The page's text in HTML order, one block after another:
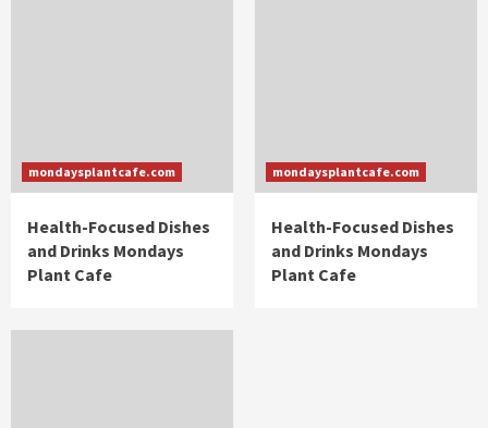
mondaysplantcafe.com
Health-Focused Dishes
and Drinks Mondays
Plant Cafe
mondaysplantcafe.com
Health-Focused Dishes
and Drinks Mondays
Plant Cafe